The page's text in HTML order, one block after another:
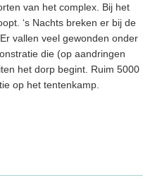
van het complex. Bij het
‘s Nachts breken er bij de
vallen veel gewonden onder
die (op aandringen
het dorp begint. Ruim 5000
op het tentenkamp.